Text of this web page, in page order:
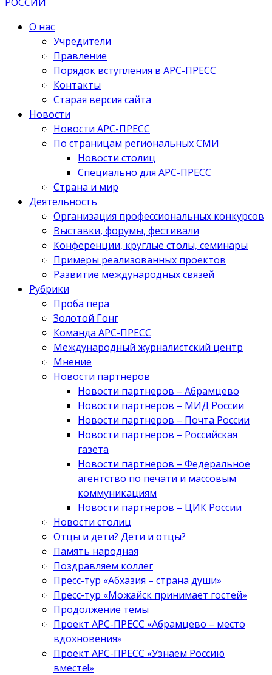
О нас
Учредители
Правление
Порядок вступления в АРС-ПРЕСС
Контакты
Старая версия сайта
Новости
Новости АРС-ПРЕСС
По страницам региональных СМИ
Новости столиц
Специально для АРС-ПРЕСС
Страна и мир
Деятельность
Организация профессиональных конкурсов
Выставки, форумы, фестивали
Конференции, круглые столы, семинары
Примеры реализованных проектов
Развитие международных связей
Рубрики
Проба пера
Золотой Гонг
Команда АРС-ПРЕСС
Международный журналистский центр
Мнение
Новости партнеров
Новости партнеров – Абрамцево
Новости партнеров – МИД России
Новости партнеров – Почта России
Новости партнеров – Российская
газета
Новости партнеров – Федеральное
агентство по печати и массовым
коммуникациям
Новости партнеров – ЦИК России
Новости столиц
Отцы и дети? Дети и отцы?
Память народная
Поздравляем коллег
Пресс-тур «Абхазия – страна души»
Пресс-тур «Можайск принимает гостей»
Продолжение темы
Проект АРС-ПРЕСС «Абрамцево – место
вдохновения»
Проект АРС-ПРЕСС «Узнаем Россию
вместе!»